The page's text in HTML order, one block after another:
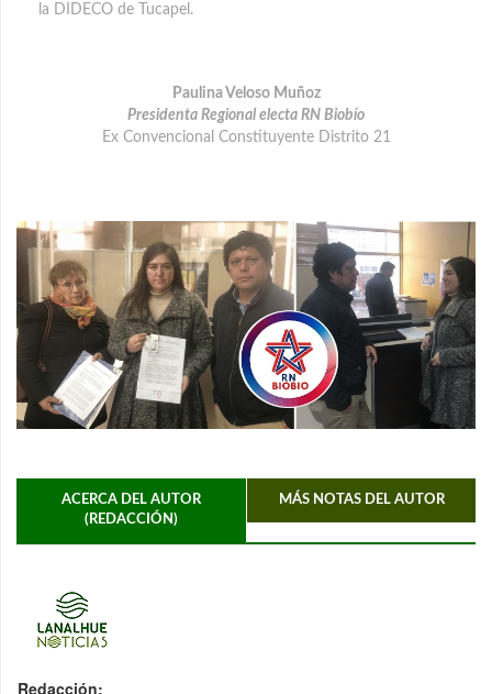
la DIDECO de Tucapel.
Paulina Veloso Muñoz
Presidenta Regional electa RN Biobío
Ex Convencional Constituyente Distrito 21
ACERCA DEL AUTOR
(REDACCIÓN)
MÁS NOTAS DEL AUTOR
Redacción: